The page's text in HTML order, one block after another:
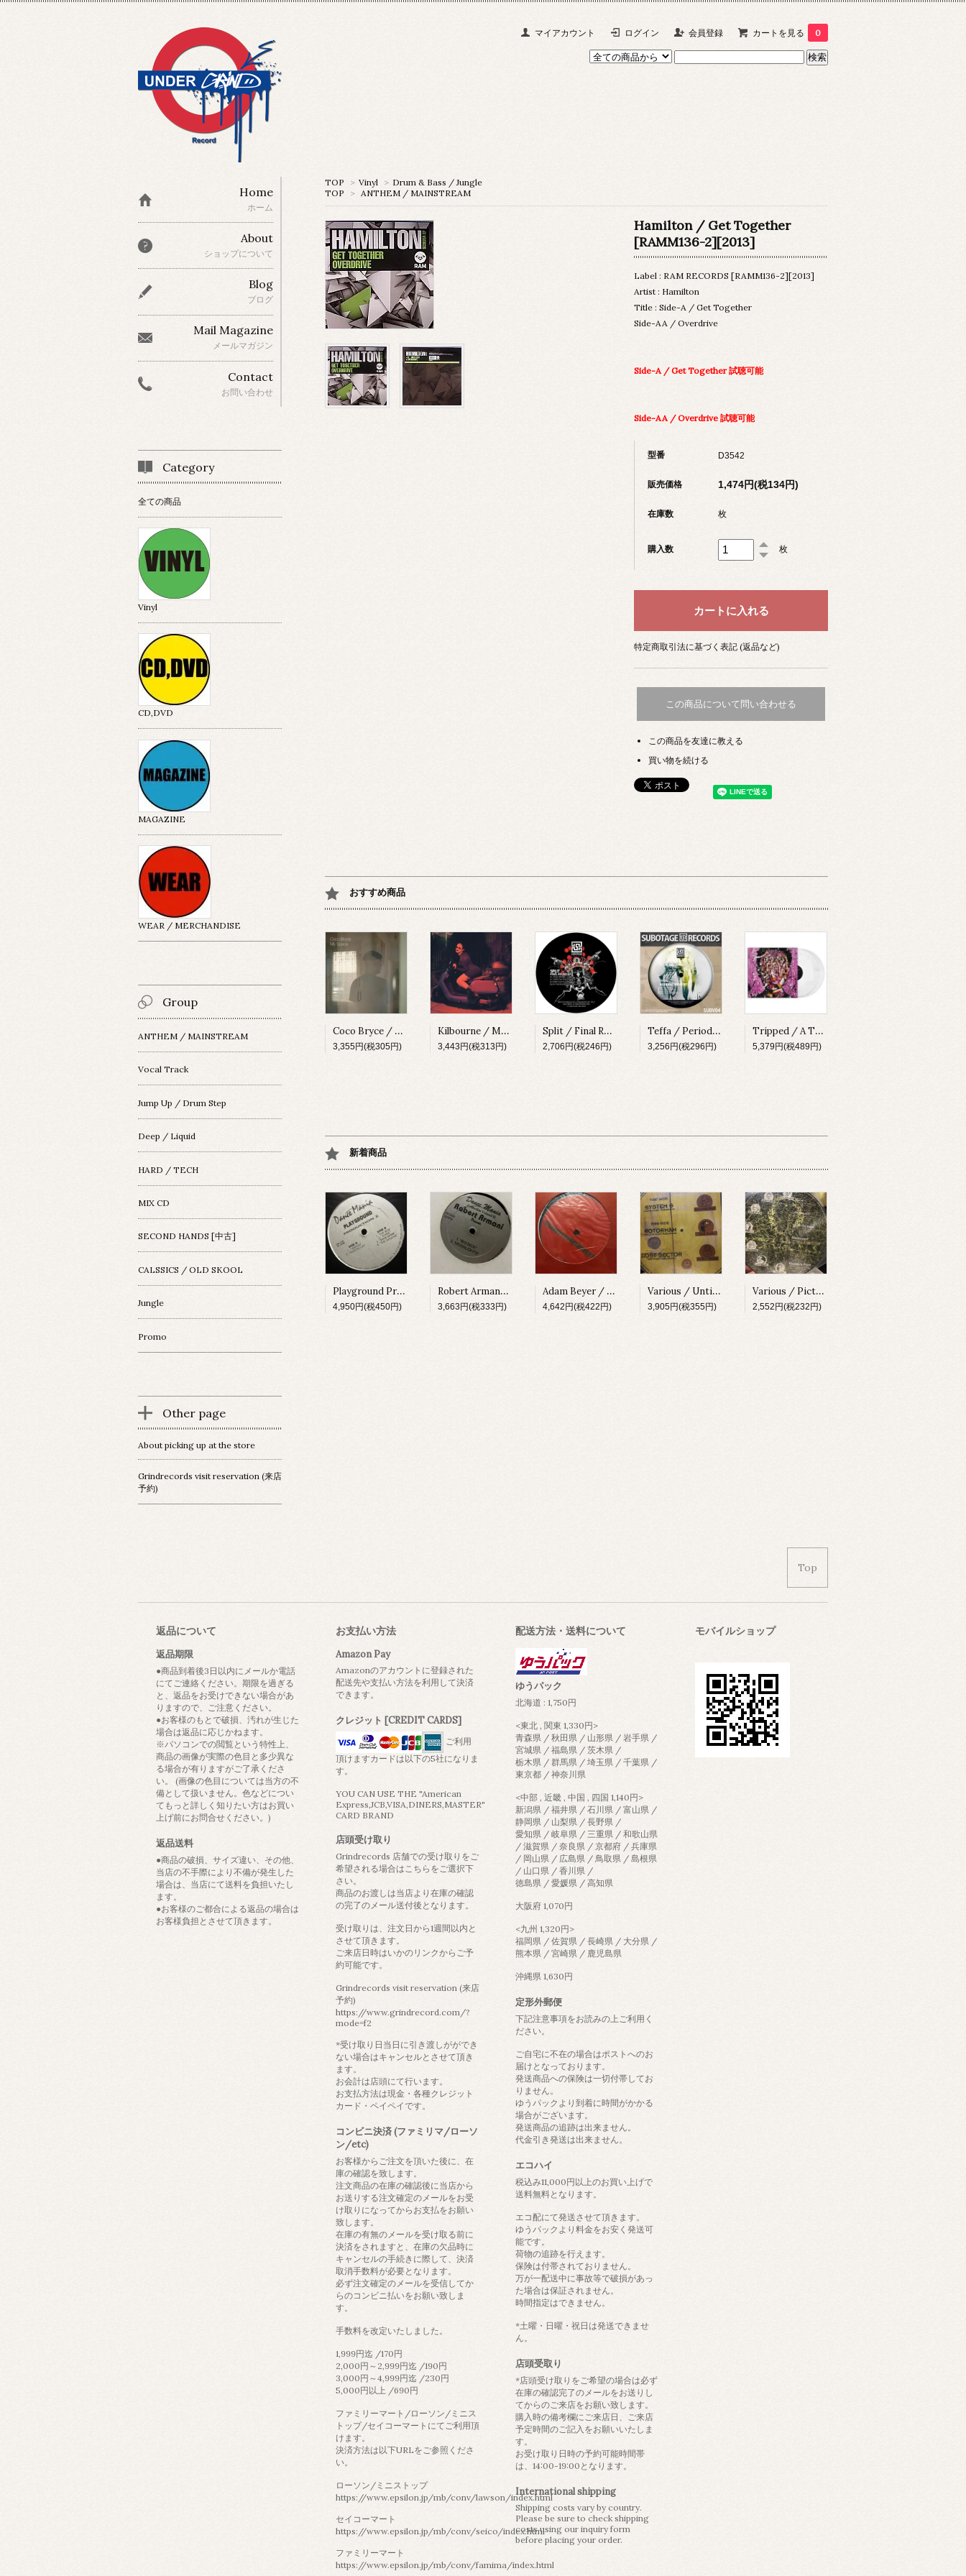
マイアカウント ログイン 会員登録 カートを見る 0
TOP > Vinyl > Drum & Bass / Jungle
TOP
> ANTHEM / MAINSTREAM
Hamilton / Get Together
[RAMM136-2][2013]
Label : RAM RECORDS [RAMM136-2][2013]
Artist : Hamilton
Title : Side-A / Get Together
Side-AA / Overdrive
Side-A / Get Together 試聴可能
Side-AA / Overdrive 試聴可能
型番 D3542
販売価格 1,474円(税134円)
在庫数 枚
購入数 枚
特定商取引法に基づく表記 (返品など)
この商品について問い合わせる
この商品を友達に教える
買い物を続ける
おすすめ商品
Coco Bryce / My Space [PRSPCT299][2023]
3,355円(税305円)
Kilbourne / Milkshake [PRSPCT304][2023]
3,443円(税313円)
Split / Final Round EP [SUBV03][2023]
2,706円(税246円)
Teffa / Periodic Wave EP [SUBV04][2023]
3,256円(税296円)
Tripped / A Thing About Something [MADLP001][2023]
5,379円(税489円)
新着商品
Playground Production Z / Vertigo [DM076][1994]
4,950円(税450円)
Robert Armani / Collection Volume II [DM222][1997]
3,663円(税333円)
Adam Beyer / Remainings [CODERED03][1997]
4,642円(税422円)
Various / Untitled [X-010][1996]
3,905円(税355円)
Various / Picture Disc [X-020][1997]
2,552円(税232円)
Home
ホーム
About
ショップについて
Blog
ブログ
Mail Magazine
メールマガジン
Contact
お問い合わせ
Category
全ての商品
Vinyl
CD,DVD
MAGAZINE
WEAR / MERCHANDISE
Group
ANTHEM / MAINSTREAM
Vocal Track
Jump Up / Drum Step
Deep / Liquid
HARD / TECH
MIX CD
SECOND HANDS [中古]
CALSSICS / OLD SKOOL
Jungle
Promo
Other page
About picking up at the store
Grindrecords visit reservation (来店
予約)
Top
返品について
返品期限
●商品到着後3日以内にメールか電話
にてご連絡ください。期限を過ぎる
と、返品をお受けできない場合があ
りますので、ご注意ください。
●お客様のもとで破損、汚れが生じた
場合は返品に応じかねます。
※パソコンでの閲覧という特性上、
商品の画像が実際の色目と多少異な
る場合が有りますがご了承くださ
い。 (画像の色目については当方の不
備として扱いません。色などについ
てもっと詳しく知りたい方はお買い
上げ前にお問合せください。)
返品送料
●商品の破損、サイズ違い、その他、
当店の不手際により不備が発生した
場合は、当店にて送料を負担いたし
ます。
●お客様のご都合による返品の場合は
お客様負担とさせて頂きます。
お支払い方法
Amazon Pay
Amazonのアカウントに登録された
配送先や支払い方法を利用して決済
できます。
クレジット [CREDIT CARDS]
ご利用
頂けますカードは以下の5社になりま
す。
YOU CAN USE THE "American
Express,JCB,VISA,DINERS,MASTER"
CARD BRAND
店頭受け取り
Grindrecords 店舗での受け取りをご
希望される場合はこちらをご選択下
さい。
商品のお渡しは当店より在庫の確認
の完了のメール送付後となります。
受け取りは、注文日から1週間以内と
させて頂きます。
ご来店日時はいかのリンクからご予
約可能です。
Grindrecords visit reservation (来店
予約)
https://www.grindrecord.com/?
mode=f2
*受け取り日当日に引き渡しがができ
ない場合はキャンセルとさせて頂き
ます。
お会計は店頭にて行います。
お支払方法は現金・各種クレジット
カード・ペイペイです。
コンビニ決済 (ファミリマ/ローソ
ン/etc)
お客様からご注文を頂いた後に、在
庫の確認を致します。
注文商品の在庫の確認後に当店から
お送りする注文確定のメールをお受
け取りになってからお支払をお願い
致します。
在庫の有無のメールを受け取る前に
決済をされますと、在庫の欠品時に
キャンセルの手続きに際して、決済
取消手数料が必要となります。
必ず注文確定のメールを受信してか
らのコンビニ払いをお願い致しま
す。
手数料を改定いたしました。
1,999円迄 /170円
2,000円～2,999円迄 /190円
3,000円～4,999円迄 /230円
5,000円以上 /690円
ファミリーマート/ローソン/ミニス
トップ/セイコーマートにてご利用頂
けます。
決済方法は以下URLをご参照くださ
い。
ローソン/ミニストップ
https://www.epsilon.jp/mb/conv/lawson/index.html
セイコーマート
https://www.epsilon.jp/mb/conv/seico/index.html
ファミリーマート
https://www.epsilon.jp/mb/conv/famima/index.html
配送方法・送料について
ゆうパック
北海道 : 1,750円
<東北 , 関東 1,330円>
青森県 / 秋田県 / 山形県 / 岩手県 /
宮城県 / 福島県 / 茨木県 /
栃木県 / 群馬県 / 埼玉県 / 千葉県 /
東京都 / 神奈川県
<中部 , 近畿 , 中国 , 四国 1,140円>
新潟県 / 福井県 / 石川県 / 富山県 /
静岡県 / 山梨県 / 長野県 /
愛知県 / 岐阜県 / 三重県 / 和歌山県
/ 滋賀県 / 奈良県 / 京都府 / 兵庫県
/ 岡山県 / 広島県 / 鳥取県 / 島根県
/ 山口県 / 香川県 /
徳島県 / 愛媛県 / 高知県
大阪府 1,070円
<九州 1,320円>
福岡県 / 佐賀県 / 長崎県 / 大分県 /
熊本県 / 宮崎県 / 鹿児島県
沖縄県 1,630円
定形外郵便
下記注意事項をお読みの上ご利用く
ださい。
ご自宅に不在の場合はポストへのお
届けとなっております。
発送商品への保険は一切付帯してお
りません。
ゆうパックより到着に時間がかかる
場合がございます。
発送商品の追跡は出来ません。
代金引き発送は出来ません。
エコハイ
税込み11,000円以上のお買い上げで
送料無料となります。
エコ配にて発送させて頂きます。
ゆうパックより料金をお安く発送可
能です。
荷物の追跡を行えます。
保険は付帯されておりません。
万が一配送中に事故等で破損があっ
た場合は保証されません。
時間指定はできません。
*土曜・日曜・祝日は発送できませ
ん。
店頭受取り
*店頭受け取りをご希望の場合は必ず
在庫の確認完了のメールをお送りし
てからのご来店をお願い致します。
購入時の備考欄にご来店日、ご来店
予定時間のご記入をお願いいたしま
す。
お受け取り日時の予約可能時間帯
は、14:00-19:00となります。
International shipping
Shipping costs vary by country.
Please be sure to check shipping
costs using our inquiry form
before placing your order.
モバイルショップ